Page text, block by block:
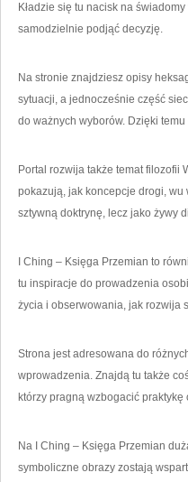
Kładzie się tu nacisk na
samodzielnie podjąć decyzję.
Na stronie znajdziesz opisy
sytuacji, a jednocześnie część
do ważnych wyborów. Dzięki
Portal rozwija także temat filozofii
pokazują, jak koncepcje drogi, wu
sztywną doktrynę, lecz jako żywy
I Ching – Księga Przemian to
tu inspiracje do prowadzenia
życia i obserwowania, jak rozwija
Strona jest adresowana do
wprowadzenia. Znajdą tu także
którzy pragną wzbogacić
Na I Ching – Księga Przemian
symboliczne obrazy zostają